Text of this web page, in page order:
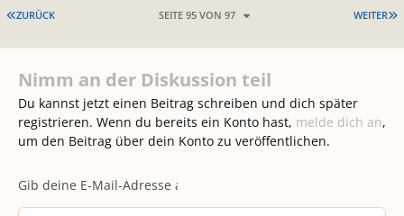
ERSTE SEITE
ZURÜCK WEITER
SEITE 95 VON 97
Nimm an der Diskussion teil
Du kannst jetzt einen Beitrag schreiben und dich später
registrieren. Wenn du bereits ein Konto hast, melde dich an,
um den Beitrag über dein Konto zu veröffentlichen.